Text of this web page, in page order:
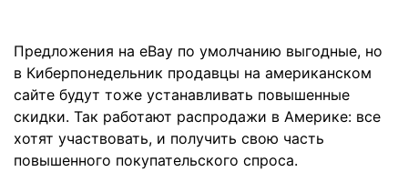
Предложения на eBay по умолчанию выгодные, но
в Киберпонедельник продавцы на американском
сайте будут тоже устанавливать повышенные
скидки. Так работают распродажи в Америке: все
хотят участвовать, и получить свою часть
повышенного покупательского спроса.